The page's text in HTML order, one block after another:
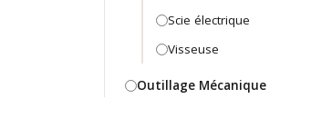
Scie électrique
Visseuse
Outillage Mécanique